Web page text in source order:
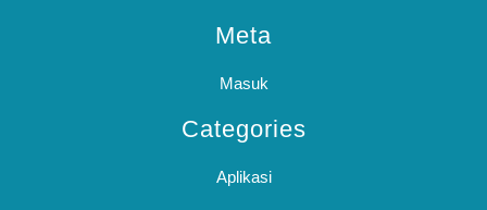
Meta
Masuk
Categories
Aplikasi